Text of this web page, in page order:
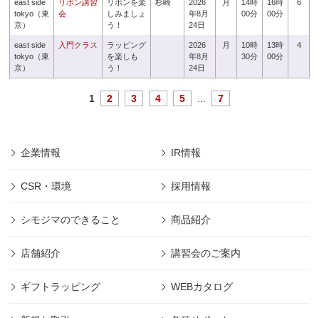
east side
tokyo（東
京）
リボン講習
会
リボンを楽
しみましょ
う！
杉崎
2026
年8月
24日
月
14時
00分
16時
00分
6
east side
tokyo（東
京）
入門クラス
ラッピング
を楽しも
う！
2026
年8月
24日
月
10時
30分
13時
00分
4
1 2 3 4 5 7
企業情報 IR情報
CSR・環境 採用情報
シモジマのできること 商品紹介
店舗紹介 講習会のご案内
ギフトラッピング WEBカタログ